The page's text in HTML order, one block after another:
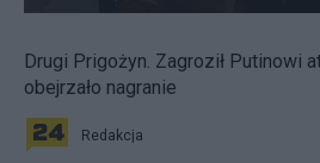
Drugi Prigożyn. Zagroził Putinowi
obejrzało nagranie
Redakcja